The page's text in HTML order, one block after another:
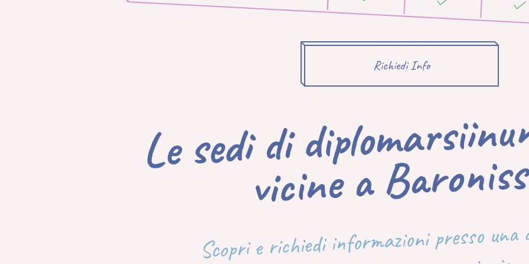
Richiedi Info
Le sedi di
Scopri e richiedi informazioni presso una